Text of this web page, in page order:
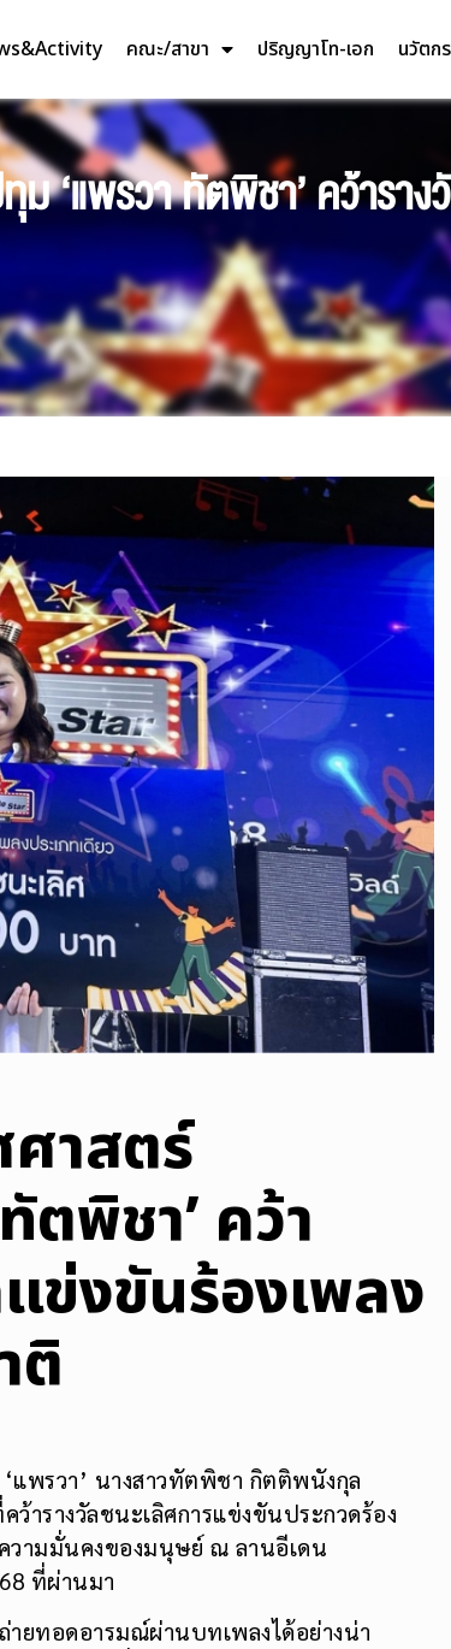
คณะ/สาขา ปริญญาโท-เอก นวัตก
แพรวา ทัตพิชา’ คว้าราง
าสตร์
พิชา’ คว้า
ข่งขันร้องเพลง
ติ
แพรวา’ นางสาวทัตพิชา กิตติพนังกุล
ารางวัลชนะเลิศการแข่งขันประกวดร้อง
วามมั่นคงของมนุษย์ ณ ลานอีเดน
ที่ผ่านมา
ยทอดอารมณ์ผ่านบทเพลงได้อย่างน่า